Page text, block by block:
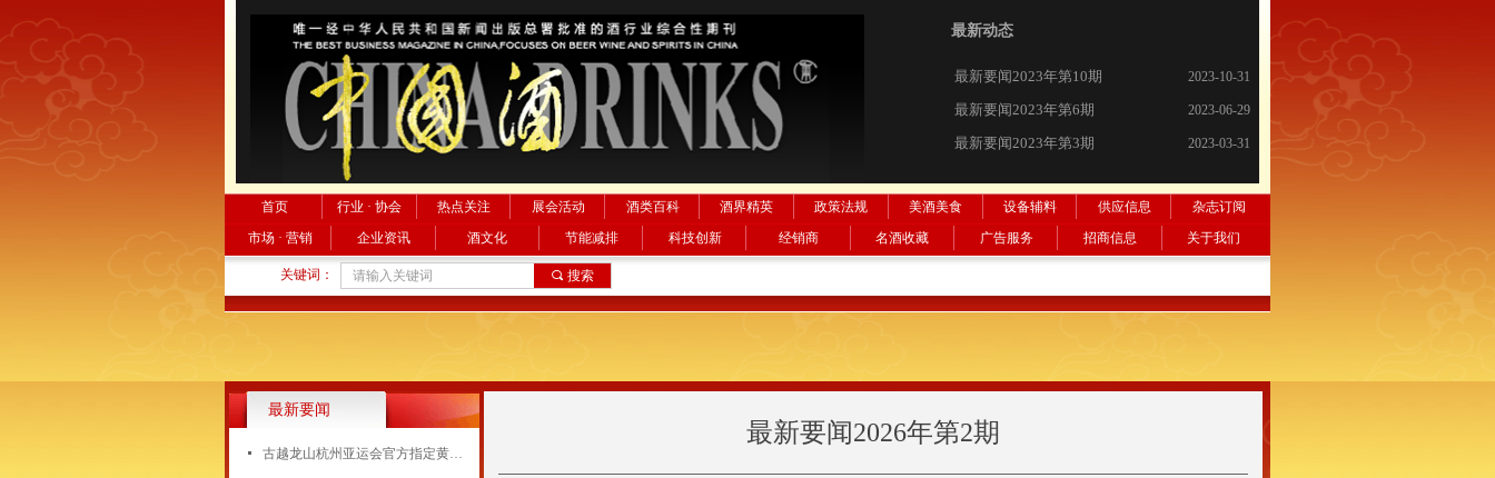
最新动态
最新要闻2026年第2期
2023-10-31
最新要闻2023年第10期
2023-06-29
最新要闻2023年第6期
2023-03-31
最新要闻2023年第3期
最新要闻2023年2期版
最新要闻2023年1期版
最新要闻2022年12期
最新要闻
理性饮酒！中国酒业践行社会责任
要闻2021·7
要闻2021·6
要闻2021·5
要闻2021·4
要闻2021·3
要闻2021·2
要闻2021.1
关键词： 끠 搜索
首页 行业 · 协会 热点关注 展会活动 酒类百科 酒界精英 政策法规 美酒美食 设备辅料 供应信息
杂志订阅
市场 · 营销
企业资讯 酒文化 节能减排 科技创新 经销商 名酒收藏 广告服务 招商信息 关于我们
最新要闻
넷 古越龙山杭州亚运会官方指定黄酒开售！
最新要闻2026年第2期